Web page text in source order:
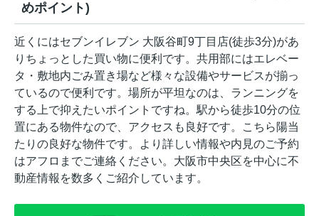
めポイント)
近くにはセブンイレブン 大阪谷町9丁目店(徒歩3分)があ
りちょっとした買い物に便利です。共用部にはエレベー
タ・敷地内ごみ置き場など様々な設備やサービスが揃っ
ているので便利です。場所が平坦なのは、ランニングを
する上で抑えたいポイントですね。駅から徒歩10分の位
置にある物件なので、アクセスも良好です。こちら陽当
たりの良好な物件です。より詳しい情報や内見のご予約
はアフロまでご連絡ください。大阪市中央区を中心に不
動産情報を数多くご紹介しています。